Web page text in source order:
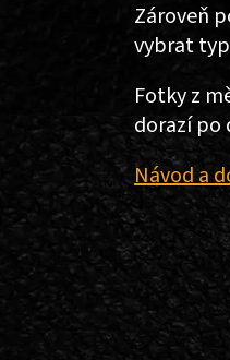
Zároveň
vybrat
Fotky z
dorazí po
Návod a